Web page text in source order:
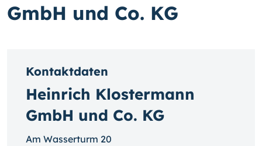
GmbH und Co. KG
Kontaktdaten
Heinrich Klostermann
GmbH und Co. KG
Am Wasserturm 20